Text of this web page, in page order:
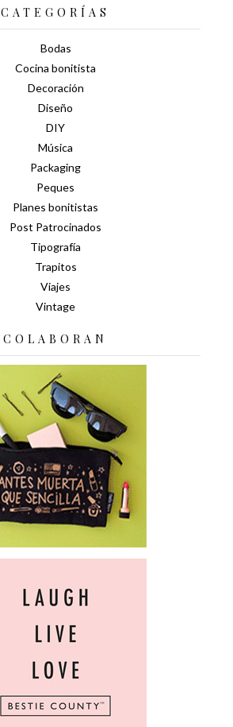
CATEGORÍAS
Bodas
Cocina bonitista
Decoración
Diseño
DIY
Música
Packaging
Peques
Planes bonitistas
Post Patrocinados
Tipografía
Trapitos
Viajes
Vintage
COLABORAN